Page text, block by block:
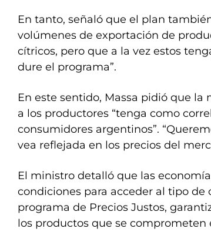
En tanto, señaló que el plan
volúmenes de exportación de
cítricos, pero que a la vez estos
dure el programa”.
En este sentido, Massa pidió que
a los productores “tenga como
consumidores argentinos”.
vea reflejada en los precios del
El ministro detalló que las
condiciones para acceder al tipo
programa de Precios Justos,
los productos que se